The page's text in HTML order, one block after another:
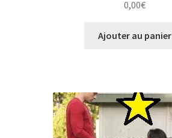
0,00€
Ajouter au panier